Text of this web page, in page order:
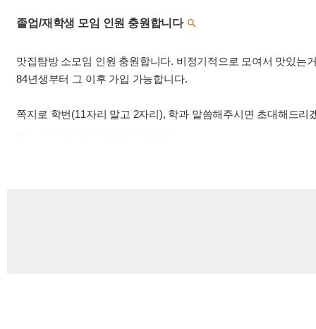
졸업/재학생 모임 인원 충원합니다 
맛집탐방 소모임 인원 충원합니다. 비정기적으로 모여서 맛있는
84년생부터 그 이후 가입 가능합니다.
쪽지로 학번(11자리 말고 2자리), 학과 말씀해주시면 초대해드